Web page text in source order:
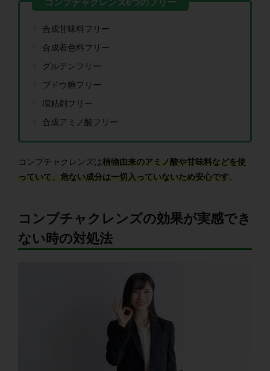
合成甘味料フリー
合成着色料フリー
グルテンフリー
ブドウ糖フリー
増粘剤フリー
合成アミノ酸フリー
コンブチャクレンズは植物由来のアミノ酸や甘味料などを使
っていて、危ない成分は一切入っていないため安心です
コンブチャクレンズの効果が実感でき
ない時の対処法